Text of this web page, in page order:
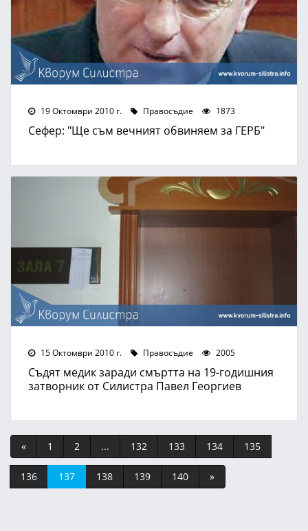
19 Октомври 2010 г. Правосъдие 1873
Сефер: "Ще съм вечният обвиняем за ГЕРБ"
15 Октомври 2010 г. Правосъдие 2005
Съдят медик заради смъртта на 19-годишния
затворник от Силистра Павел Георгиев
« 1 2 ... 132 133 134 135
136 137 138 139 140 »